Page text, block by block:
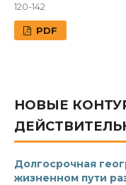
120-142
PDF
НОВЫЕ
Долгосрочная
жизненном пути